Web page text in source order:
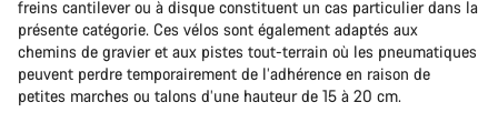
freins cantilever ou à disque constituent un cas particulier dans la
présente catégorie. Ces vélos sont également adaptés aux
chemins de gravier et aux pistes tout-terrain où les pneumatiques
peuvent perdre temporairement de l’adhérence en raison de
petites marches ou talons d’une hauteur de 15 à 20 cm.